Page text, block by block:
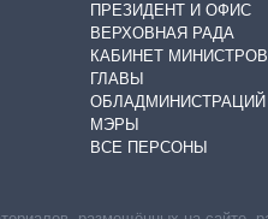
ПРЕЗИДЕНТ И ОФИС
ВЕРХОВНАЯ РАДА
КАБИНЕТ МИНИСТРОВ
ГЛАВЫ
ОБЛАДМИНИСТРАЦИЙ
МЭРЫ
ВСЕ ПЕРСОНЫ